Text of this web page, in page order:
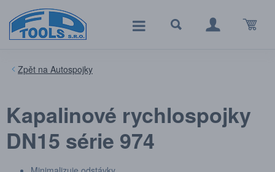
Autospojky
Kapalinové rychlospojky
DN15 série 974